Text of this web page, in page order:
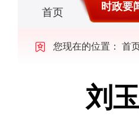
首页 时政要
您现在的位置： 首
刘